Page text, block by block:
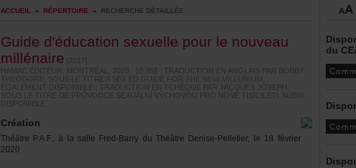
ACCUEIL » RÉPERTOIRE » RECHERCHEDÉTAILLÉE
Guided'éducationsexuellepourlenouveau
millénaire [2017]
HAMACÉDITEUR,MONTRÉAL,2020:18.95$;TRADUCTIONENANGLAISPARBOBBY
THEODORE,SOUSLETITREASEXEDGUIDEFORTHENEWMILLUNIUM,
ÉGALEMENTDISPONIBLE;TRADUCTIONENTCHÈQUEPARJACQUESJOSEPH,
SOUSLETITREDEPRŮVODCESEXUÁLNÍVÝCHOVOUPRONOVÉTISÍCILETÍ,AUSSI
DISPONIBLE
Création
ThéâtreP.A.F.,àlasalleFred-BarryduThéâtreDenise-Pelletier,le18février
2020